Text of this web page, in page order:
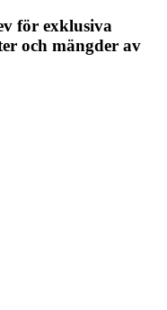
för exklusiva
och mängder av